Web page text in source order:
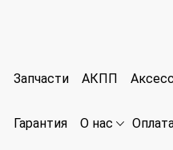
Запчасти АКПП
Гарантия О нас